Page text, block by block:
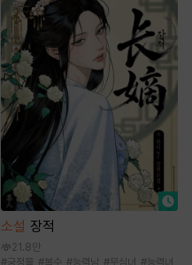
소설 장적
21.8만
#궁정물 #복수 #능력남 #무심녀 #능력녀